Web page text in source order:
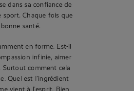
dans sa confiance de
sport. Chaque fois que
santé.
en forme. Est-il
infinie, aimer
Surtout comment cela
Quel est l’ingrédient
vient à l’esprit. Bien